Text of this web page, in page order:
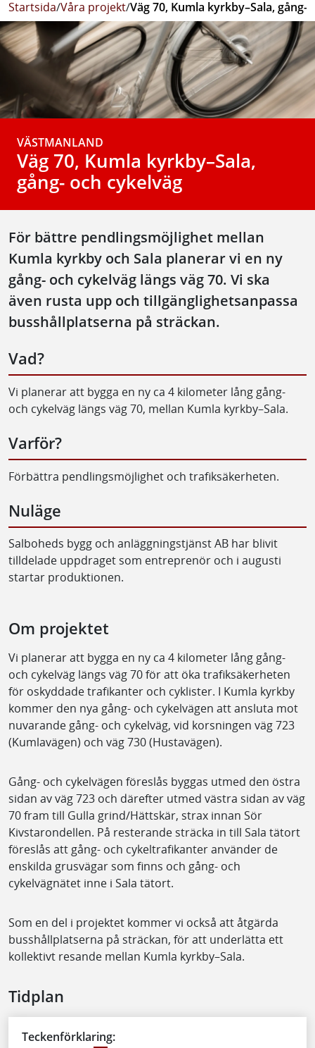
Startsida/Våra projekt/Väg 70, Kumla kyrkby–Sala, gång-
VÄSTMANLAND
Väg 70, Kumla kyrkby–Sala,
gång- och cykelväg
För bättre pendlingsmöjlighet mellan
Kumla kyrkby och Sala planerar vi en ny
gång- och cykelväg längs väg 70. Vi ska
även rusta upp och tillgänglighetsanpassa
busshållplatserna på sträckan.
Vad?
Vi planerar att bygga en ny ca 4 kilometer lång gång-
och cykelväg längs väg 70, mellan Kumla kyrkby–Sala.
Varför?
Förbättra pendlingsmöjlighet och trafiksäkerheten.
Nuläge
Salboheds bygg och anläggningstjänst AB har blivit
tilldelade uppdraget som entreprenör och i augusti
startar produktionen.
Om projektet
Vi planerar att bygga en ny ca 4 kilometer lång gång-
och cykelväg längs väg 70 för att öka trafiksäkerheten
för oskyddade trafikanter och cyklister. I Kumla kyrkby
kommer den nya gång- och cykelvägen att ansluta mot
nuvarande gång- och cykelväg, vid korsningen väg 723
(Kumlavägen) och väg 730 (Hustavägen).
Gång- och cykelvägen föreslås byggas utmed den östra
sidan av väg 723 och därefter utmed västra sidan av väg
70 fram till Gulla grind/Hättskär, strax innan Sör
Kivstarondellen. På resterande sträcka in till Sala tätort
föreslås att gång- och cykeltrafikanter använder de
enskilda grusvägar som finns och gång- och
cykelvägnätet inne i Sala tätort.
Som en del i projektet kommer vi också att åtgärda
busshållplatserna på sträckan, för att underlätta ett
kollektivt resande mellan Kumla kyrkby–Sala.
Tidplan
Teckenförklaring: